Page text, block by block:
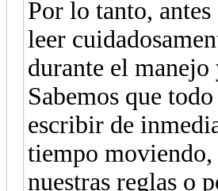
Por lo tanto,
leer
durante el
Sabemos que
escribir de
tiempo moviendo,
nuestras reglas o